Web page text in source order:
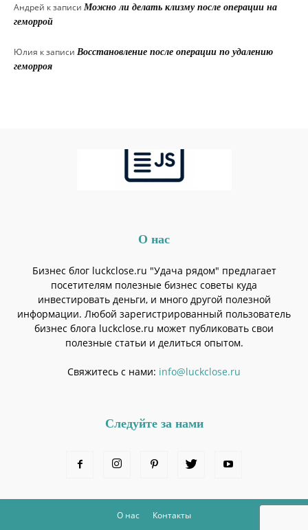
Андрей к записи Можно ли делать клизму после операции на
геморрой
Юлия к записи Восстановление после операции по удалению
геморроя
О нас
Бизнес блог luckclose.ru "Удача рядом" предлагает
посетителям полезные бизнес советы куда
инвестировать деньги, и много другой полезной
информации. Любой зарегистрированный пользователь
бизнес блога luckclose.ru может публиковать свои
полезные статьи и делиться опытом.
Свяжитесь с нами: info@luckclose.ru
Следуйте за нами
О нас Контакты